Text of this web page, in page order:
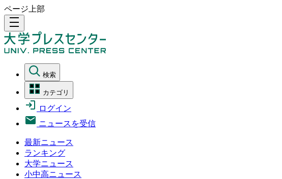
ページ上部
density_medium
検索
カテゴリ
ログイン
ニュースを受信
最新ニュース
ランキング
大学ニュース
小中高ニュース